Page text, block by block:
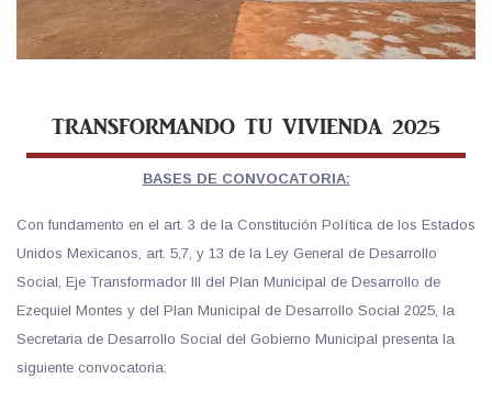
TRANSFORMANDO TU VIVIENDA 2025
BASES DE CONVOCATORIA:
Con fundamento en el art. 3 de la Constitución Política de los Estados
Unidos Mexicanos, art. 5,7, y 13 de la Ley General de Desarrollo
Social, Eje Transformador III del Plan Municipal de Desarrollo de
Ezequiel Montes y del Plan Municipal de Desarrollo Social 2025, la
Secretaria de Desarrollo Social del Gobierno Municipal presenta la
siguiente convocatoria: